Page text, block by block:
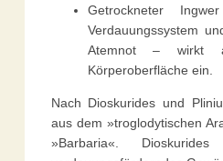
Getrockneter
Verdauungssystem
Atemnot – wirkt
Körperoberfläche ein.
Nach Dioskurides und
aus dem »troglodytischen
»Barbaria«.